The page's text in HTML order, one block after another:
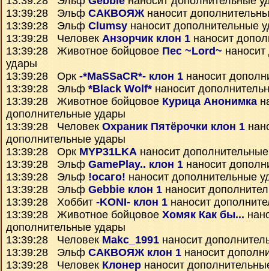
13:39:28 Эльф САКВОЯЖнаносит
13:39:28 Эльф Clumsy наносит дополнительные
13:39:28 Человек Анзорчик клон 1 наносит
13:39:28 Животное бойцовое Пес ~Lord~
удары
13:39:28 Орк -*MaSSaCR*- клон 1 наносит
13:39:28 Эльф *Black Wolf* наносит
13:39:28 Животное бойцовое Курица Анонимка
дополнительные удары
13:39:28 Человек Охраник Пятёрочки клон 1
дополнительные удары
13:39:28 Орк MYP31LKA наносит
13:39:28 Эльф GamePlay.. клон 1 наносит
13:39:28 Эльф !осаго! наносит дополнительные
13:39:28 Эльф Gebbie клон 1 наносит
13:39:28 Хоббит -KONI- клон 1 наносит
13:39:28 Животное бойцовое Хомяк Как бы...
дополнительные удары
13:39:28 Человек Makc_1991 наносит
13:39:28 Эльф САКВОЯЖ клон 1 наносит
13:39:28 Человек Клонер наносит